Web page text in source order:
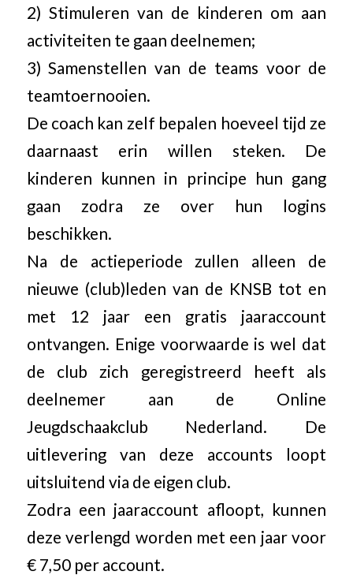
2) Stimuleren van de kinderen om aan
activiteiten te gaan deelnemen;
3) Samenstellen van de teams voor de
teamtoernooien.
De coach kan zelf bepalen hoeveel tijd ze
daarnaast erin willen steken. De
kinderen kunnen in principe hun gang
gaan zodra ze over hun logins
beschikken.
Na de actieperiode zullen alleen de
nieuwe (club)leden van de KNSB tot en
met 12 jaar een gratis jaaraccount
ontvangen. Enige voorwaarde is wel dat
de club zich geregistreerd heeft als
deelnemer aan de Online
Jeugdschaakclub Nederland. De
uitlevering van deze accounts loopt
uitsluitend via de eigen club.
Zodra een jaaraccount afloopt, kunnen
deze verlengd worden met een jaar voor
€ 7,50 per account.